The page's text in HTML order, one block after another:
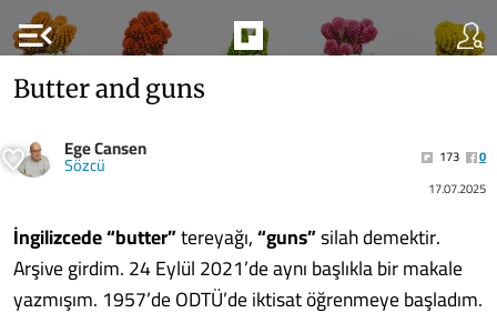
menu_open
Butter and guns
Ege Cansen
Sözcü 173
0
17.07.2025
İngilizcede “butter”tereyağı,“guns”silah demektir.
Arşive girdim. 24 Eylül 2021’de aynı başlıkla bir makale
yazmışım. 1957’de ODTÜ’de iktisat öğrenmeye başladım.